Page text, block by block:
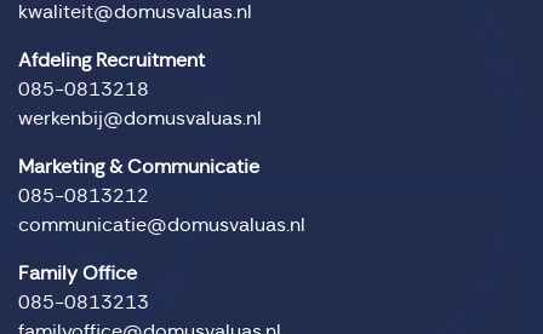
kwaliteit@domusvaluas.nl
Afdeling Recruitment
085-0813218
werkenbij@domusvaluas.nl
Marketing & Communicatie
085-0813212
communicatie@domusvaluas.nl
Family Office
085-0813213